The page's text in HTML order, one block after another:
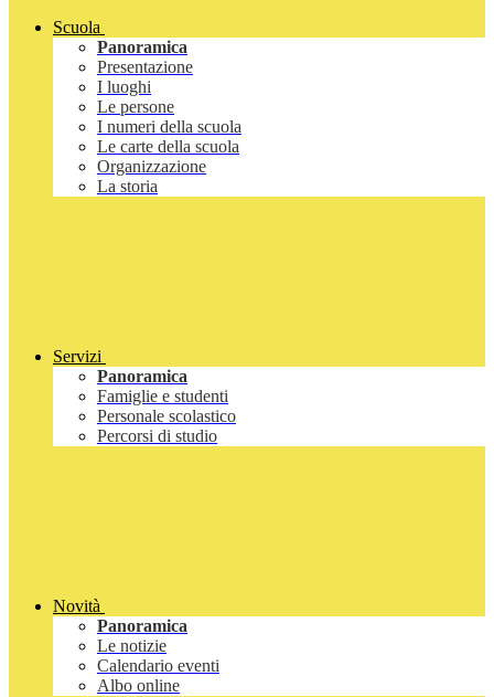
Scuola
Panoramica
Presentazione
I luoghi
Le persone
I numeri della scuola
Le carte della scuola
Organizzazione
La storia
Servizi
Panoramica
Famiglie e studenti
Personale scolastico
Percorsi di studio
Novità
Panoramica
Le notizie
Calendario eventi
Albo online